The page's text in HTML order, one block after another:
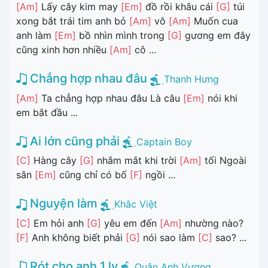
[Am] Lấy cây kim may [Em] đồ rồi khâu cái [G] túi
xong bắt trái tim anh bỏ [Am] vô [Am] Muốn cua
anh làm [Em] bồ nhìn mình trong [G] gương em đây
cũng xinh hơn nhiều [Am] cô ...
Chẳng hợp nhau đâu
Thanh Hưng
[Am] Ta chẳng hợp nhau đâu Là câu [Em] nói khi
em bắt đầu ...
Ai lớn cũng phải
Captain Boy
[C] Hàng cây [G] nhắm mắt khi trời [Am] tối Ngoài
sân [Em] cũng chỉ có bố [F] ngồi ...
Nguyện làm
Khắc Việt
[C] Em hỏi anh [G] yêu em đến [Am] nhường nào?
[F] Anh không biết phải [G] nói sao làm [C] sao? ...